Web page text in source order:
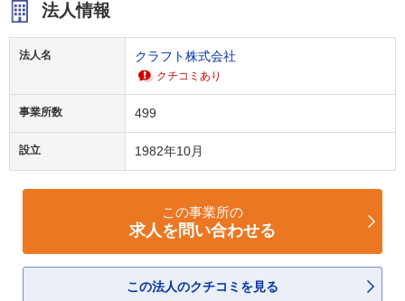
法人情報
法人名 クラフト株式会社
クチコミあり
事業所数 499
設立 1982年10月
この事業所の
求人を問い合わせる
この法人のクチコミを見る